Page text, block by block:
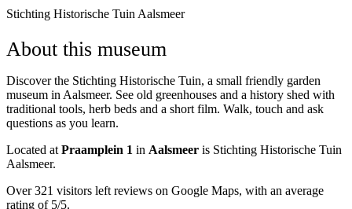
Stichting Historische Tuin Aalsmeer‎
About this museum
Discover the Stichting Historische Tuin, a small friendly garden
museum in Aalsmeer. See old greenhouses and a history shed with
traditional tools, herb beds and a short film. Walk, touch and ask
questions as you learn.
Located at Praamplein 1 in Aalsmeer is Stichting Historische Tuin
Aalsmeer‎.
Over 321 visitors left reviews on Google Maps, with an average
rating of 5/5.